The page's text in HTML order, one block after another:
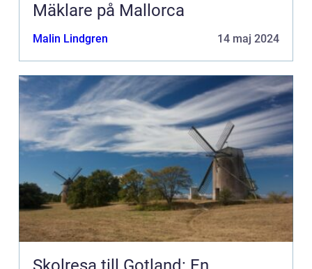
Mäklare på Mallorca
Malin Lindgren 14 maj 2024